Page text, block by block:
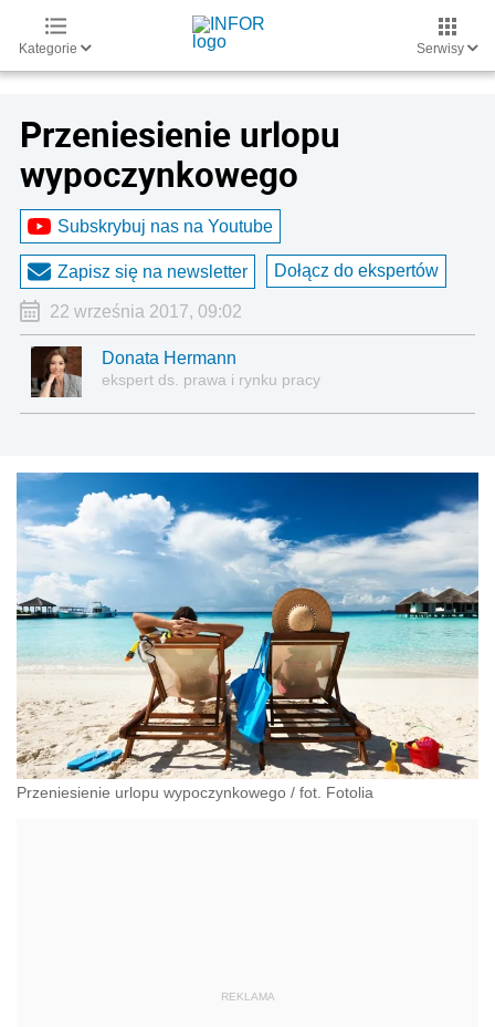
Kategorie Serwisy
Przeniesienie urlopu
wypoczynkowego
Subskrybuj nas na Youtube
Zapisz się na newsletter Dołącz do ekspertów
22 września 2017, 09:02
Donata Hermann
ekspert ds. prawa i rynku pracy
Przeniesienie urlopu wypoczynkowego / fot. Fotolia